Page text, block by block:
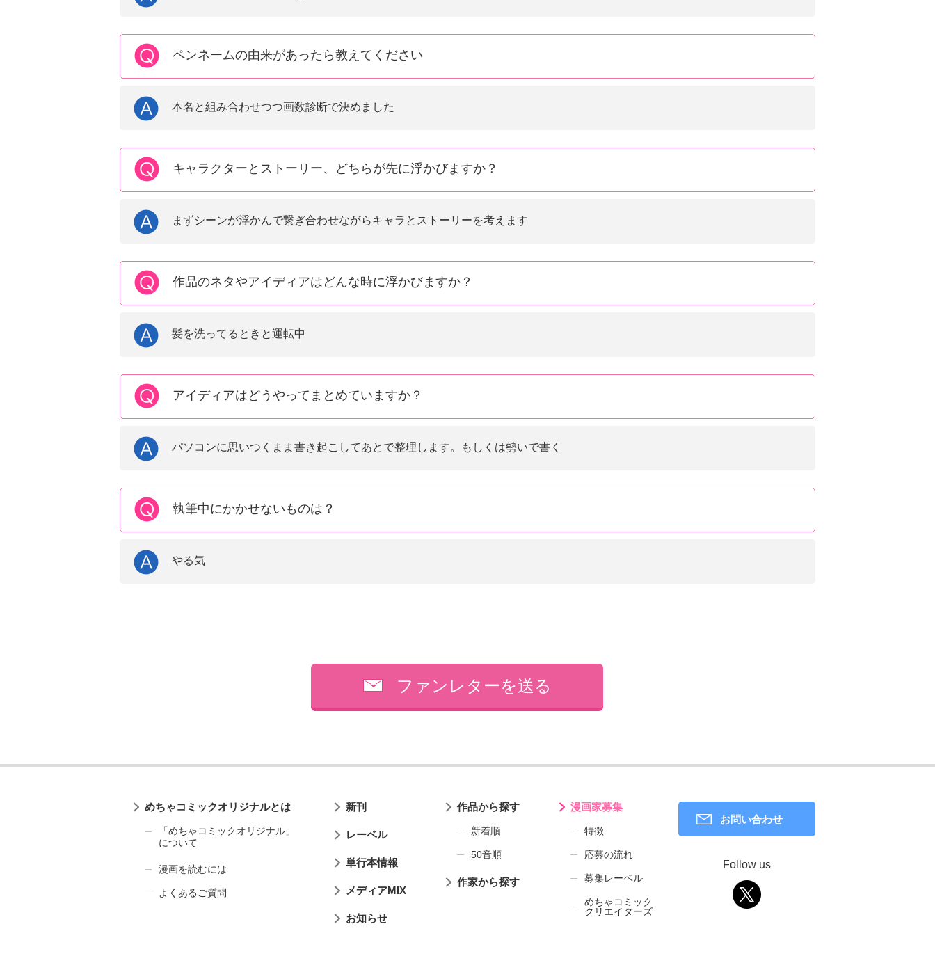
ペンネームの由来があったら教えてください
本名と組み合わせつつ画数診断で決めました
キャラクターとストーリー、どちらが先に浮かびますか？
まずシーンが浮かんで繋ぎ合わせながらキャラとストーリーを考えます
作品のネタやアイディアはどんな時に浮かびますか？
髪を洗ってるときと運転中
アイディアはどうやってまとめていますか？
パソコンに思いつくまま書き起こしてあとで整理します。もしくは勢いで書く
執筆中にかかせないものは？
やる気
ファンレターを送る
めちゃコミックオリジナルとは
「めちゃコミックオリジナル」
について
漫画を読むには
よくあるご質問
新刊
レーベル
単行本情報
メディアMIX
お知らせ
作品から探す
新着順
50音順
作家から探す
漫画家募集
特徴
応募の流れ
募集レーベル
めちゃコミック
クリエイターズ
お問い合わせ
Follow us